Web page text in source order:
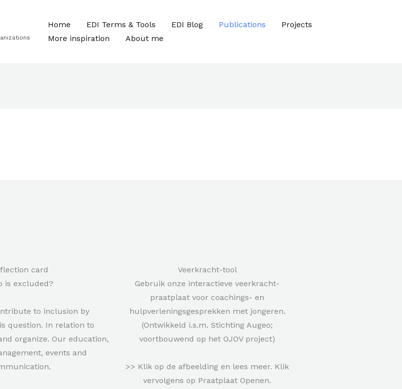
Home EDI Terms & Tools EDI Blog Publications
Projects
More inspiration
About me
card
is excluded?
to inclusion by
question. In relation to
organize. Our education,
events and
Veerkracht-tool
Gebruik onze interactieve veerkracht-
praatplaat voor coachings- en
hulpverleningsgesprekken met jongeren.
(Ontwikkeld i.s.m. Stichting Augeo;
voortbouwend op het OJOV project)
>> Klik op de afbeelding en lees meer. Klik
vervolgens op Praatplaat Openen.